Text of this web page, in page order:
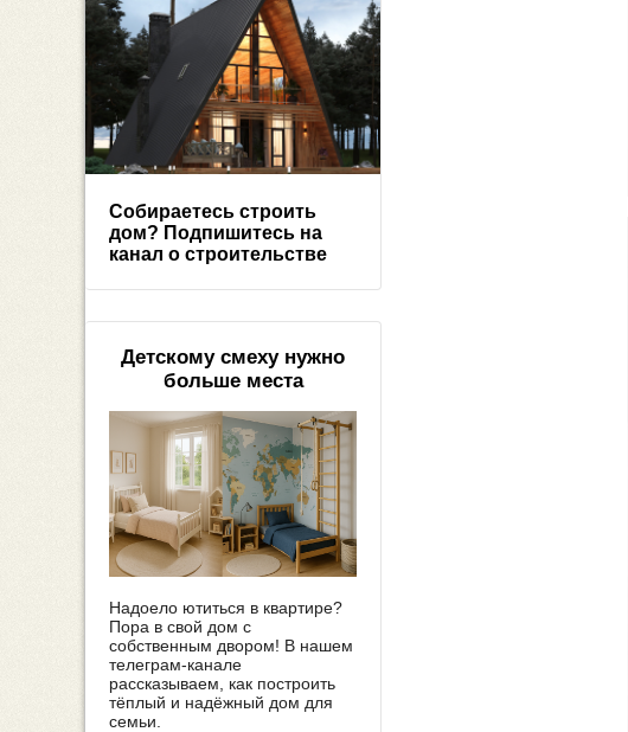
Собираетесь строить
дом? Подпишитесь на
канал о строительстве
Детскому смеху нужно
больше места
Надоело ютиться в квартире?
Пора в свой дом с
собственным двором! В нашем
телеграм-канале
рассказываем, как построить
тёплый и надёжный дом для
семьи.